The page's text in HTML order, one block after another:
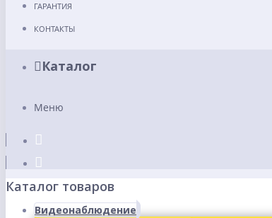
ГАРАНТИЯ
КОНТАКТЫ
Каталог
Меню
Каталог товаров
Видеонаблюдение